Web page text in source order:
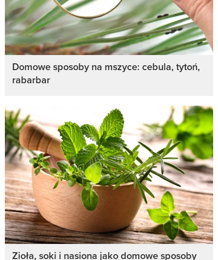
Domowe sposoby na mszyce: cebula, tytoń,
rabarbar
Zioła, soki i nasiona jako domowe sposoby